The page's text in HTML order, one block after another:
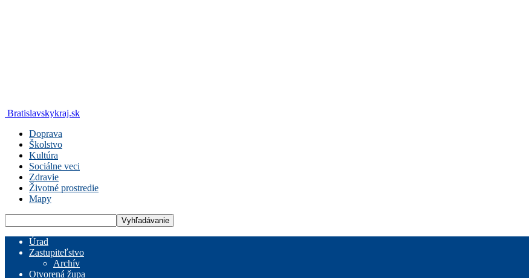
Bratislavskykraj.sk
Doprava
Školstvo
Kultúra
Sociálne veci
Zdravie
Životné prostredie
Mapy
Úrad
Zastupiteľstvo
Archív
Otvorená župa